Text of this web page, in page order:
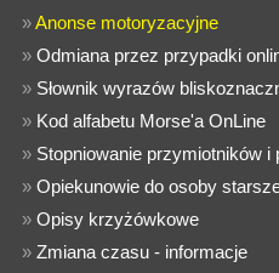
»Anonse motoryzacyjne
»Odmiana przez przypadki
» Słownik wyrazów
» Kod alfabetu Morse'a OnLine
» Stopniowanie przymiotników i
»Opiekunowie do osoby
»Opisy krzyżówkowe
»Zmiana czasu - informacje